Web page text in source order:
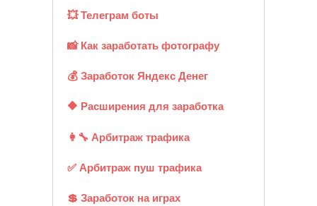
💥 Телеграм боты
📸 Как заработать фотографу
💰 Заработок Яндекс Денег
🔶 Расширения для заработка
👩‍🔧 Арбитраж трафика
✅ Арбитраж пуш трафика
💲 Заработок на играх